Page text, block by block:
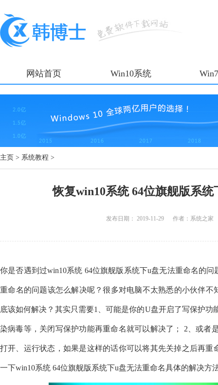
网站首页 Win10系统
主页 > 系统教程 >
恢复win10系统 64位旗舰版系
发布日期： 2019-11-29 作者：系统之家
你是否遇到过win10系统 64位旗舰版系统下u盘无法重命名的
重命名的问题该怎么解决呢？很多对电脑不太熟悉的小伙伴不
底该如何解决？其实只需要1、可能是你的U盘开启了写保护
染病毒等，关闭写保护功能再重命名就可以解决了； 2、或者
打开、运行状态，如果是这样的话你可以将其先关掉之后再
一下win10系统 64位旗舰版系统下u盘无法重命名具体的解决方